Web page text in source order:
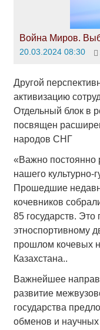
Война Миров.
20.03.2024 08:30
Другой
активизацию
Отдельный блок в
посвящен
народов СНГ
«Важно постоянно
нашего культурно-
Прошедшие
кочевников
85 государств.
этноспортивному
прошлом кочевых
Казахстана..
Важнейшее
развитие
государства
обменов и научных